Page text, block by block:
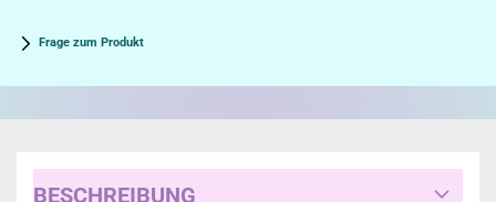
Frage zum Produkt
BESCHREIBUNG